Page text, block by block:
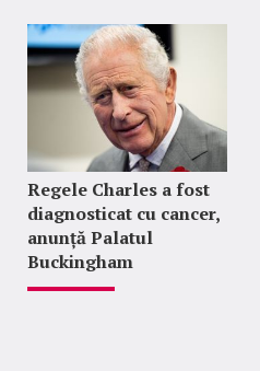
Regele Charles a fost
diagnosticat cu cancer,
anunță Palatul
Buckingham